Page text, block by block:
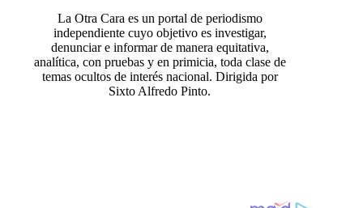
La Otra Cara es un portal de periodismo
independiente cuyo objetivo es investigar,
denunciar e informar de manera equitativa,
analítica, con pruebas y en primicia, toda clase de
temas ocultos de interés nacional. Dirigida por
Sixto Alfredo Pinto.